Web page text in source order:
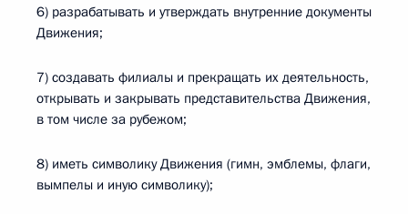
6) разрабатывать и утверждать внутренние документы
Движения;
7) создавать филиалы и прекращать их деятельность,
открывать и закрывать представительства Движения,
в том числе за рубежом;
8) иметь символику Движения (гимн, эмблемы, флаги,
вымпелы и иную символику);